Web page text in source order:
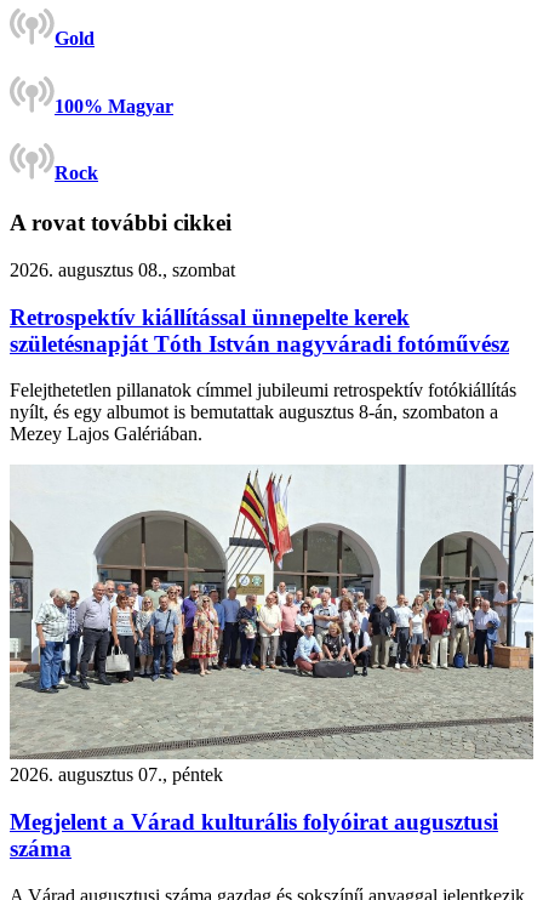
Gold
100% Magyar
Rock
A rovat további cikkei
2026. augusztus 08., szombat
Retrospektív kiállítással ünnepelte kerek
születésnapját Tóth István nagyváradi fotóművész
Felejthetetlen pillanatok címmel jubileumi retrospektív fotókiállítás
nyílt, és egy albumot is bemutattak augusztus 8-án, szombaton a
Mezey Lajos Galériában.
2026. augusztus 07., péntek
Megjelent a Várad kulturális folyóirat augusztusi
száma
A Várad augusztusi száma gazdag és sokszínű anyaggal jelentkezik.